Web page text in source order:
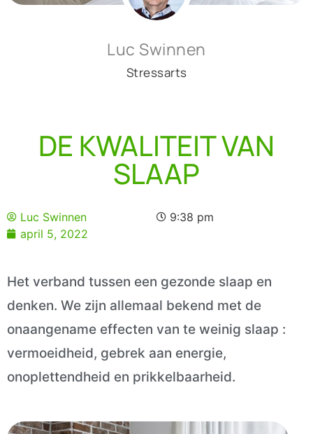
Luc Swinnen
Stressarts
DE KWALITEIT VAN
SLAAP
Luc Swinnen
april 5, 2022
9:38 pm
Het verband tussen een gezonde slaap en
denken. We zijn allemaal bekend met de
onaangename effecten van te weinig slaap :
vermoeidheid, gebrek aan energie,
onoplettendheid en prikkelbaarheid.